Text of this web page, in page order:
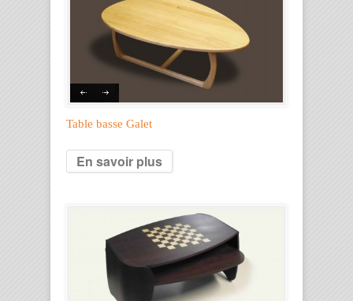
Table basse Galet
En savoir plus